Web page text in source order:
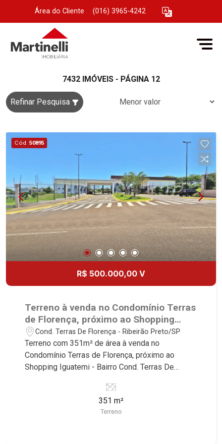
Área do Cliente (016) 3965-4242
7432 IMÓVEIS - PÁGINA 12
Refinar Pesquisa
Cód. 50895
R$ 500.000,00 V
Terreno à venda no Condomínio Terras
de Florença, próximo ao Shopping
Iguatemi - Ribeirão Preto/SP.
Cond. Terras De Florença - Ribeirão Preto/SP
Terreno com 351m² de área à venda no
Condomínio Terras de Florença, próximo ao
Shopping Iguatemi - Bairro Cond. Terras De
características deste imóvel que a Martinelli
Imobiliária selecionou para você: - 351m² de área
terreno - Declive - Condomínio fechado - Portaria
351 m²
Terreno